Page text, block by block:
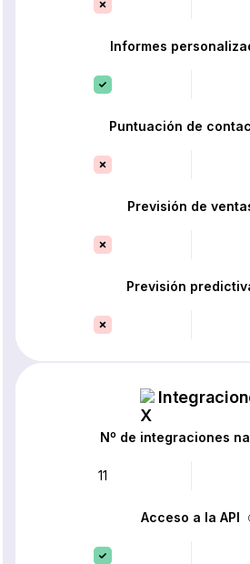
Informes
Puntuación de
Previsión de
Previsión
Nº de integraciones
11
Acceso a la API